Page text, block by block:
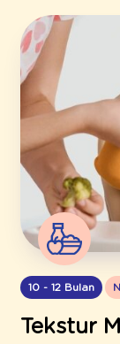
10 - 12 Bulan
Tekstur